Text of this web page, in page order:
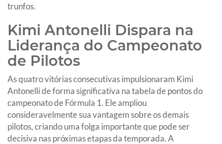
trunfos.
Kimi Antonelli Dispara na
Liderança do Campeonato
de Pilotos
As quatro vitórias consecutivas impulsionaram Kimi
Antonelli de forma significativa na tabela de pontos do
campeonato de Fórmula 1. Ele ampliou
consideravelmente sua vantagem sobre os demais
pilotos, criando uma folga importante que pode ser
decisiva nas próximas etapas da temporada. A